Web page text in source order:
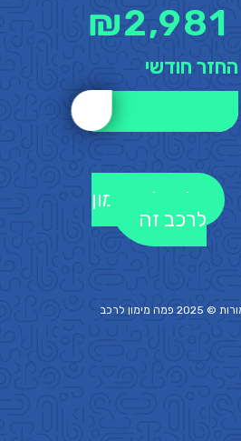
2,981
₪
החזר חודשי
לקבלת מימון
לרכב זה
2025 פמה מימון לרכב